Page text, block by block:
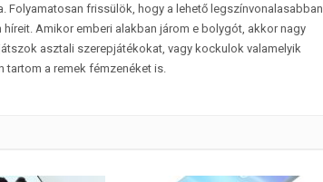
Folyamatosan frissülök, hogy a lehető legszínvonalasabban
Amikor emberi alakban járom e bolygót, akkor nagy
asztali szerepjátékokat, vagy kockulok valamelyik
a remek fémzenéket is.